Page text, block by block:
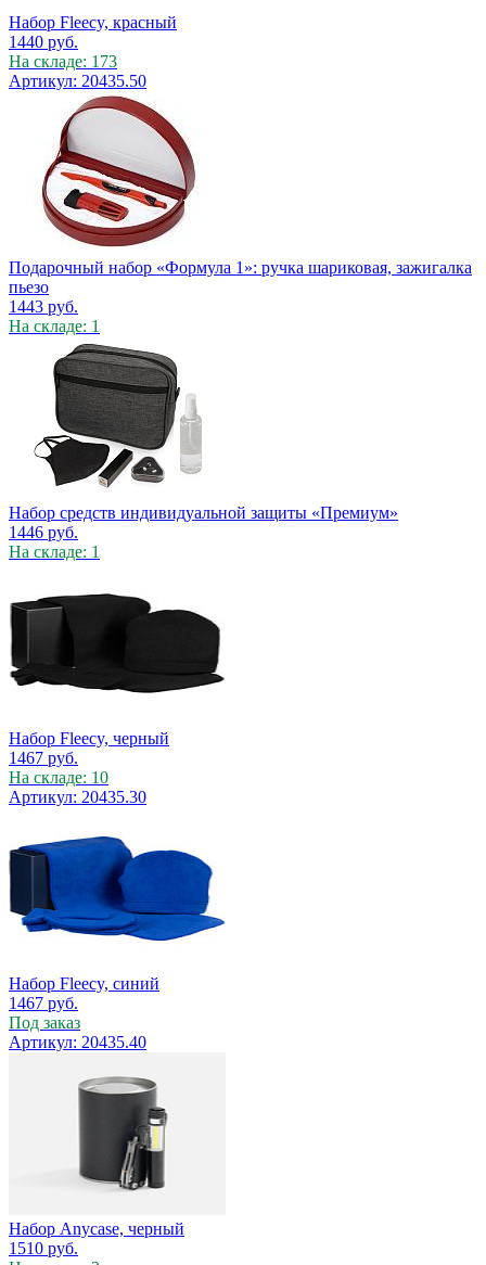
Набор Fleecy, красный
1440 руб.
На складе: 173
Артикул: 20435.50
Подарочный набор «Формула 1»: ручка шариковая, зажигалка
пьезо
1443 руб.
На складе: 1
Набор средств индивидуальной защиты «Премиум»
1446 руб.
На складе: 1
Набор Fleecy, черный
1467 руб.
На складе: 10
Артикул: 20435.30
Набор Fleecy, синий
1467 руб.
Под заказ
Артикул: 20435.40
Набор Anycase, черный
1510 руб.